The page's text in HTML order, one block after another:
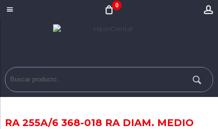
0
RA 255A/6 368-018 RA DIAM. MEDIO